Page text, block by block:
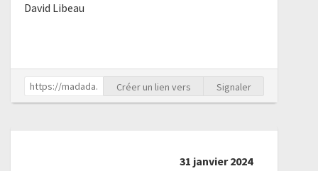
David Libeau
Créer un lien vers Signaler
31 janvier 2024